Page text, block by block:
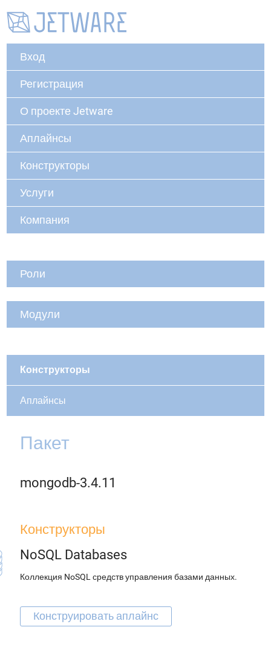
Вход
Регистрация
О проекте Jetware
Аплайнсы
Конструкторы
Услуги
Компания
Роли
Модули
Конструкторы
Аплайнсы
Пакет
mongodb-3.4.11
Конструкторы
NoSQL Databases
Коллекция NoSQL средств управления базами данных.